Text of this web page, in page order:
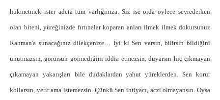
hükmetmek ister adeta tüm varlığınıza. Siz ise orda öylece seyrederken
olan biteni, yüreğinizde fırtınalar koparan anları ilmek ilmek dokursunuz
Rahman'a sunacağınız dilekçenize… İyi ki Sen varsın, bilirsin bildiğini
unutmazsın, görürsün görmediğini iddia etmezsin, duyarsın hiç çıkmayan
çıkamayan yakarışları bile dudaklardan yahut yüreklerden. Sen korur
kollarsın, verir ama istemezsin. Çünkü Sen ihtiyacı, aczi olmayansın. Oysa